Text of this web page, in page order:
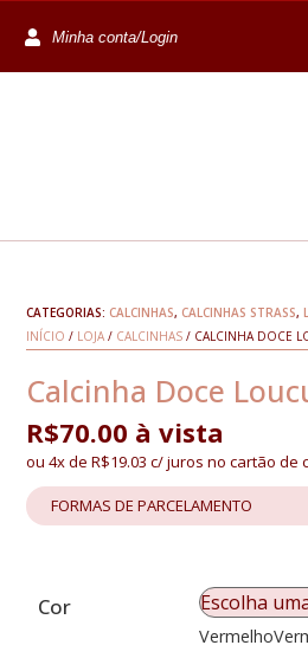
Minha conta/Login
CATEGORIAS: CALCINHAS, CALCINHAS STRASS,
INÍCIO / LOJA / CALCINHAS / CALCINHA DOCE
Calcinha Doce
R$70.00 à vista
ou 4x de R$19.03 c/ juros no cartão de
FORMAS DE PARCELAMENTO
Cor
Vermelho